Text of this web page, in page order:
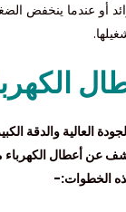
أو عندما ينخفض
العالية والدقة
عن أعطال
الخطوات:-